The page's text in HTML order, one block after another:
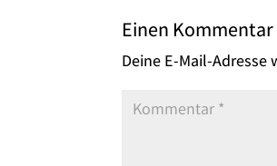
Einen
Deine E-Mail-